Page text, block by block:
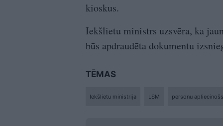
kioskus.
Iekšlietu ministrs uzsvēra, ka
būs apdraudēta dokumentu
TĒMAS
Iekšlietu ministrija LSM personu